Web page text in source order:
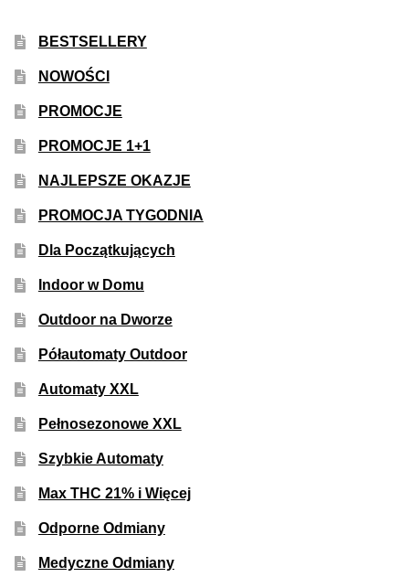
BESTSELLERY
NOWOŚCI
PROMOCJE
PROMOCJE 1+1
NAJLEPSZE OKAZJE
PROMOCJA TYGODNIA
Dla Początkujących
Indoor w Domu
Outdoor na Dworze
Półautomaty Outdoor
Automaty XXL
Pełnosezonowe XXL
Szybkie Automaty
Max THC 21% i Więcej
Odporne Odmiany
Medyczne Odmiany